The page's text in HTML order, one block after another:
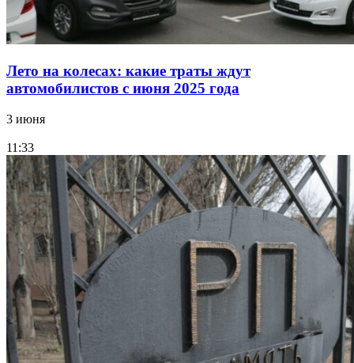
Лето на колесах: какие траты ждут
автомобилистов с июня 2025 года
3 июня
11:33